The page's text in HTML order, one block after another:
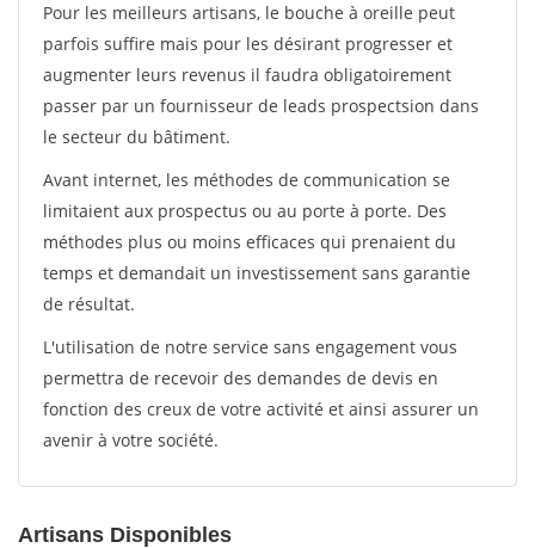
Pour les meilleurs artisans, le bouche à oreille peut
parfois suffire mais pour les désirant progresser et
augmenter leurs revenus il faudra obligatoirement
passer par un fournisseur de leads prospectsion dans
le secteur du bâtiment.
Avant internet, les méthodes de communication se
limitaient aux prospectus ou au porte à porte. Des
méthodes plus ou moins efficaces qui prenaient du
temps et demandait un investissement sans garantie
de résultat.
L'utilisation de notre service sans engagement vous
permettra de recevoir des demandes de devis en
fonction des creux de votre activité et ainsi assurer un
avenir à votre société.
Artisans Disponibles